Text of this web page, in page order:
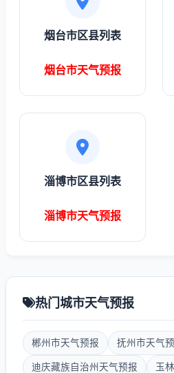
烟台市区县列表
烟台市天气预报
淄博市区县列表
淄博市天气预报
热门城市天气预报
郴州市天气预报 抚州市天气
迪庆藏族自治州天气预报 玉